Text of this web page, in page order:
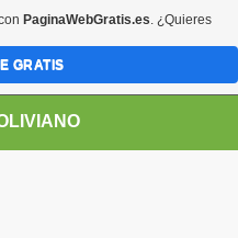
PaginaWebGratis.es. ¿Quieres
GRATIS